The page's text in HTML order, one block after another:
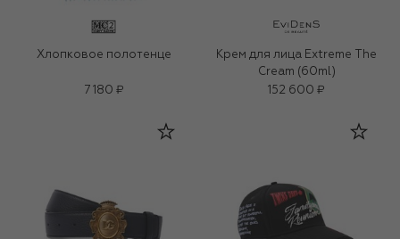
Хлопковое полотенце
7 180 ₽
Крем для лица Extreme The
Cream (60ml)
152 600 ₽